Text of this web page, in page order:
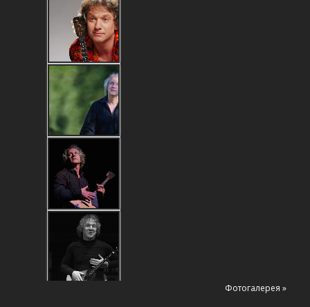
Фотогалерея »